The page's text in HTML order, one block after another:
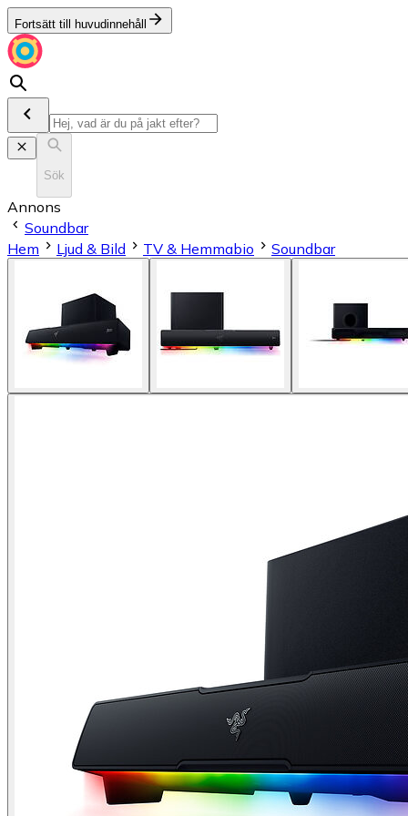
Fortsätt till huvudinnehåll
Sök
Annons
Soundbar
Hem
Ljud & Bild TV & Hemmabio Soundbar